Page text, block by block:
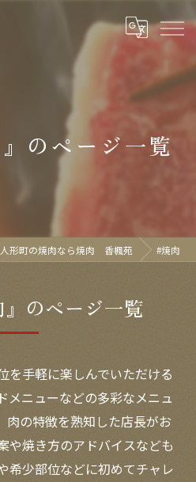
のページ一覧
形町の焼肉なら焼肉 香楓苑 #焼肉
のページ一覧
を手軽に楽しんでいただける
メニューなどの多彩なメニュ
肉の特徴を熟知した店長がお
や焼き方のアドバイスなども
希少部位などに初めてチャレ